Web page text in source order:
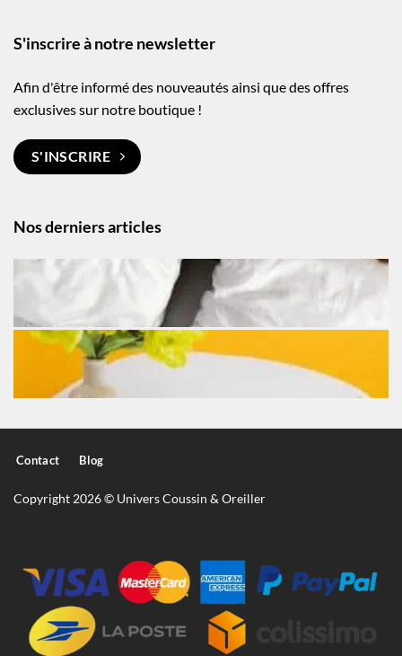
Nos derniers articles
S'inscrire à notre newsletter
Afin d'être informé des nouveautés ainsi que des offres
exclusives sur notre boutique !
S'INSCRIRE
Contact Blog
Copyright 2026 © Univers Coussin & Oreiller